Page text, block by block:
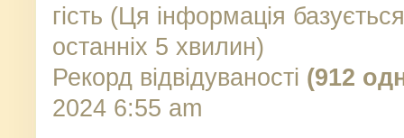
гість (Ця інформація
останніх 5 хвилин)
Рекорд відвідуваності (912
2024 6:55 am